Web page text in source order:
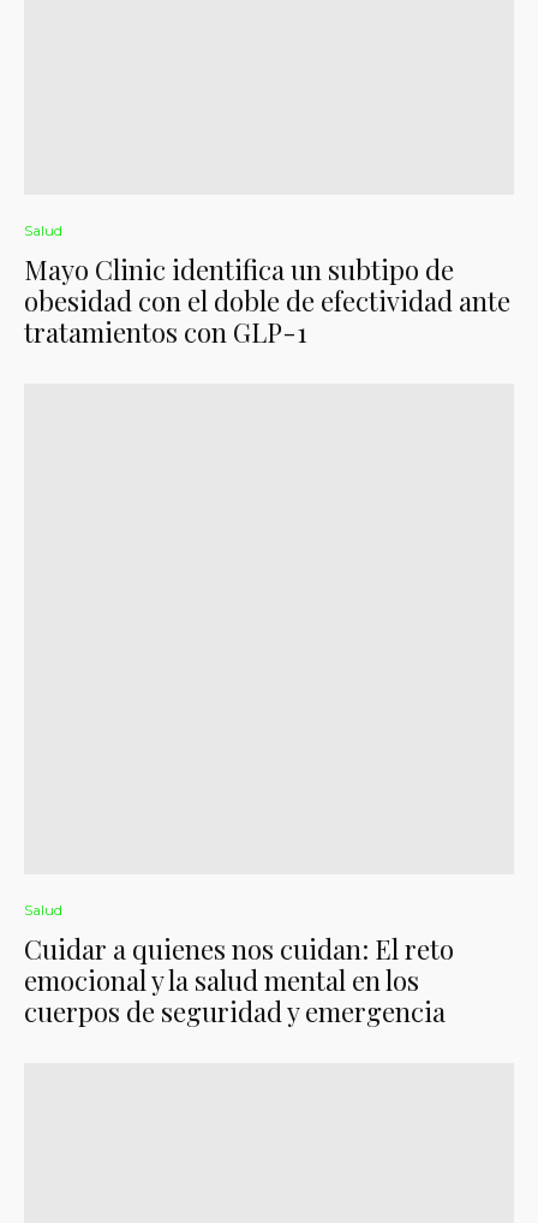
Salud
Mayo Clinic identifica un subtipo de
obesidad con el doble de efectividad ante
tratamientos con GLP-1
Salud
Cuidar a quienes nos cuidan: El reto
emocional y la salud mental en los
cuerpos de seguridad y emergencia